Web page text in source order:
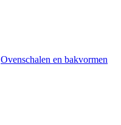
Ovenschalen en bakvormen